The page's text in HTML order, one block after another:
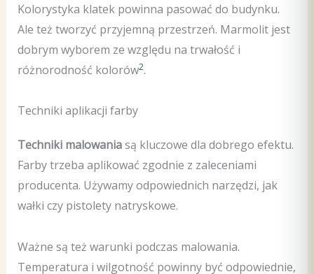
Kolorystyka klatek powinna pasować do budynku.
Ale też tworzyć przyjemną przestrzeń. Marmolit jest
dobrym wyborem ze względu na trwałość i
różnorodność kolorów2.
Techniki aplikacji farby
Techniki malowaniasą kluczowe dla dobrego efektu.
Farby trzeba aplikować zgodnie z zaleceniami
producenta. Używamy odpowiednich narzędzi, jak
wałki czy pistolety natryskowe.
Ważne są też warunki podczas malowania.
Temperatura i wilgotność powinny być odpowiednie,